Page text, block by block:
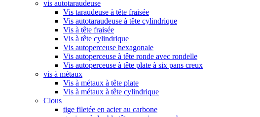
vis autotaraudeuse
Vis taraudeuse à tête fraisée
Vis autotaraudeuse à tête cylindrique
Vis à tête fraisée
Vis à tête cylindrique
Vis autoperceuse hexagonale
Vis autoperceuse à tête ronde avec rondelle
Vis autoperceuse à tête plate à six pans creux
vis à métaux
Vis à métaux à tête plate
Vis à métaux à tête cylindrique
Clous
tige filetée en acier au carbone